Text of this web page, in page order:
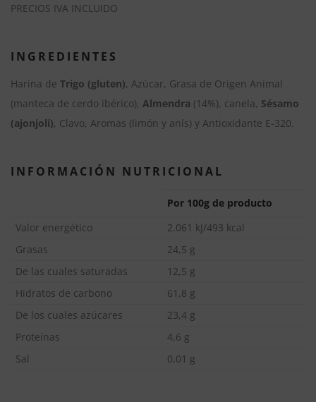
l
e
a
t
v
PRECIOS IVA INCLUIDO
INGREDIENTES
Harina de Trigo (gluten), Azúcar, Grasa de Origen Animal
(manteca de cerdo ibérico), Almendra (14%), canela, Sésamo
(ajonjolí), Clavo, Aromas (limón y anís) y Antioxidante E-320.
INFORMACIÓN NUTRICIONAL
Por 100g de producto
Valor energético
2.061 kJ/493 kcal
Grasas
24,5 g
De las cuales saturadas
12,5 g
Hidratos de carbono
61,8 g
De los cuales azúcares
23,4 g
Proteínas
4,6 g
Sal
0,01 g